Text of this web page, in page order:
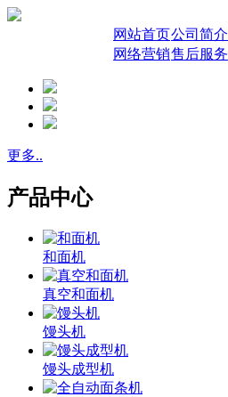
网站首页公司简介
网络营销售后服务
更多..
产品中心
和面机
真空和面机
馒头机
馒头成型机